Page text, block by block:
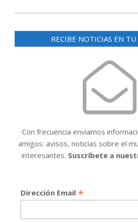
RECIBE NOTICIAS EN TU
Con frecuencia enviamos
amigos: avisos, noticias sobre el
interesantes. Suscríbete a
Dirección Email *